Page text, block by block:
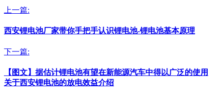
上一篇:
西安锂电池厂家带你手把手认识锂电池-锂电池基本原理
下一篇:
【图文】据估计锂电池有望在新能源汽车中得以广泛的使用
关于西安锂电池的放电效益介绍